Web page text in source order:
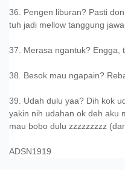
36. Pengen liburan? Pasti
tuh jadi mellow tanggung
37. Merasa ngantuk? Engga,
38. Besok mau ngapain?
39. Udah dulu yaa? Dih kok
yakin nih udahan ok deh aku
mau bobo dulu zzzzzzzzz
ADSN1919